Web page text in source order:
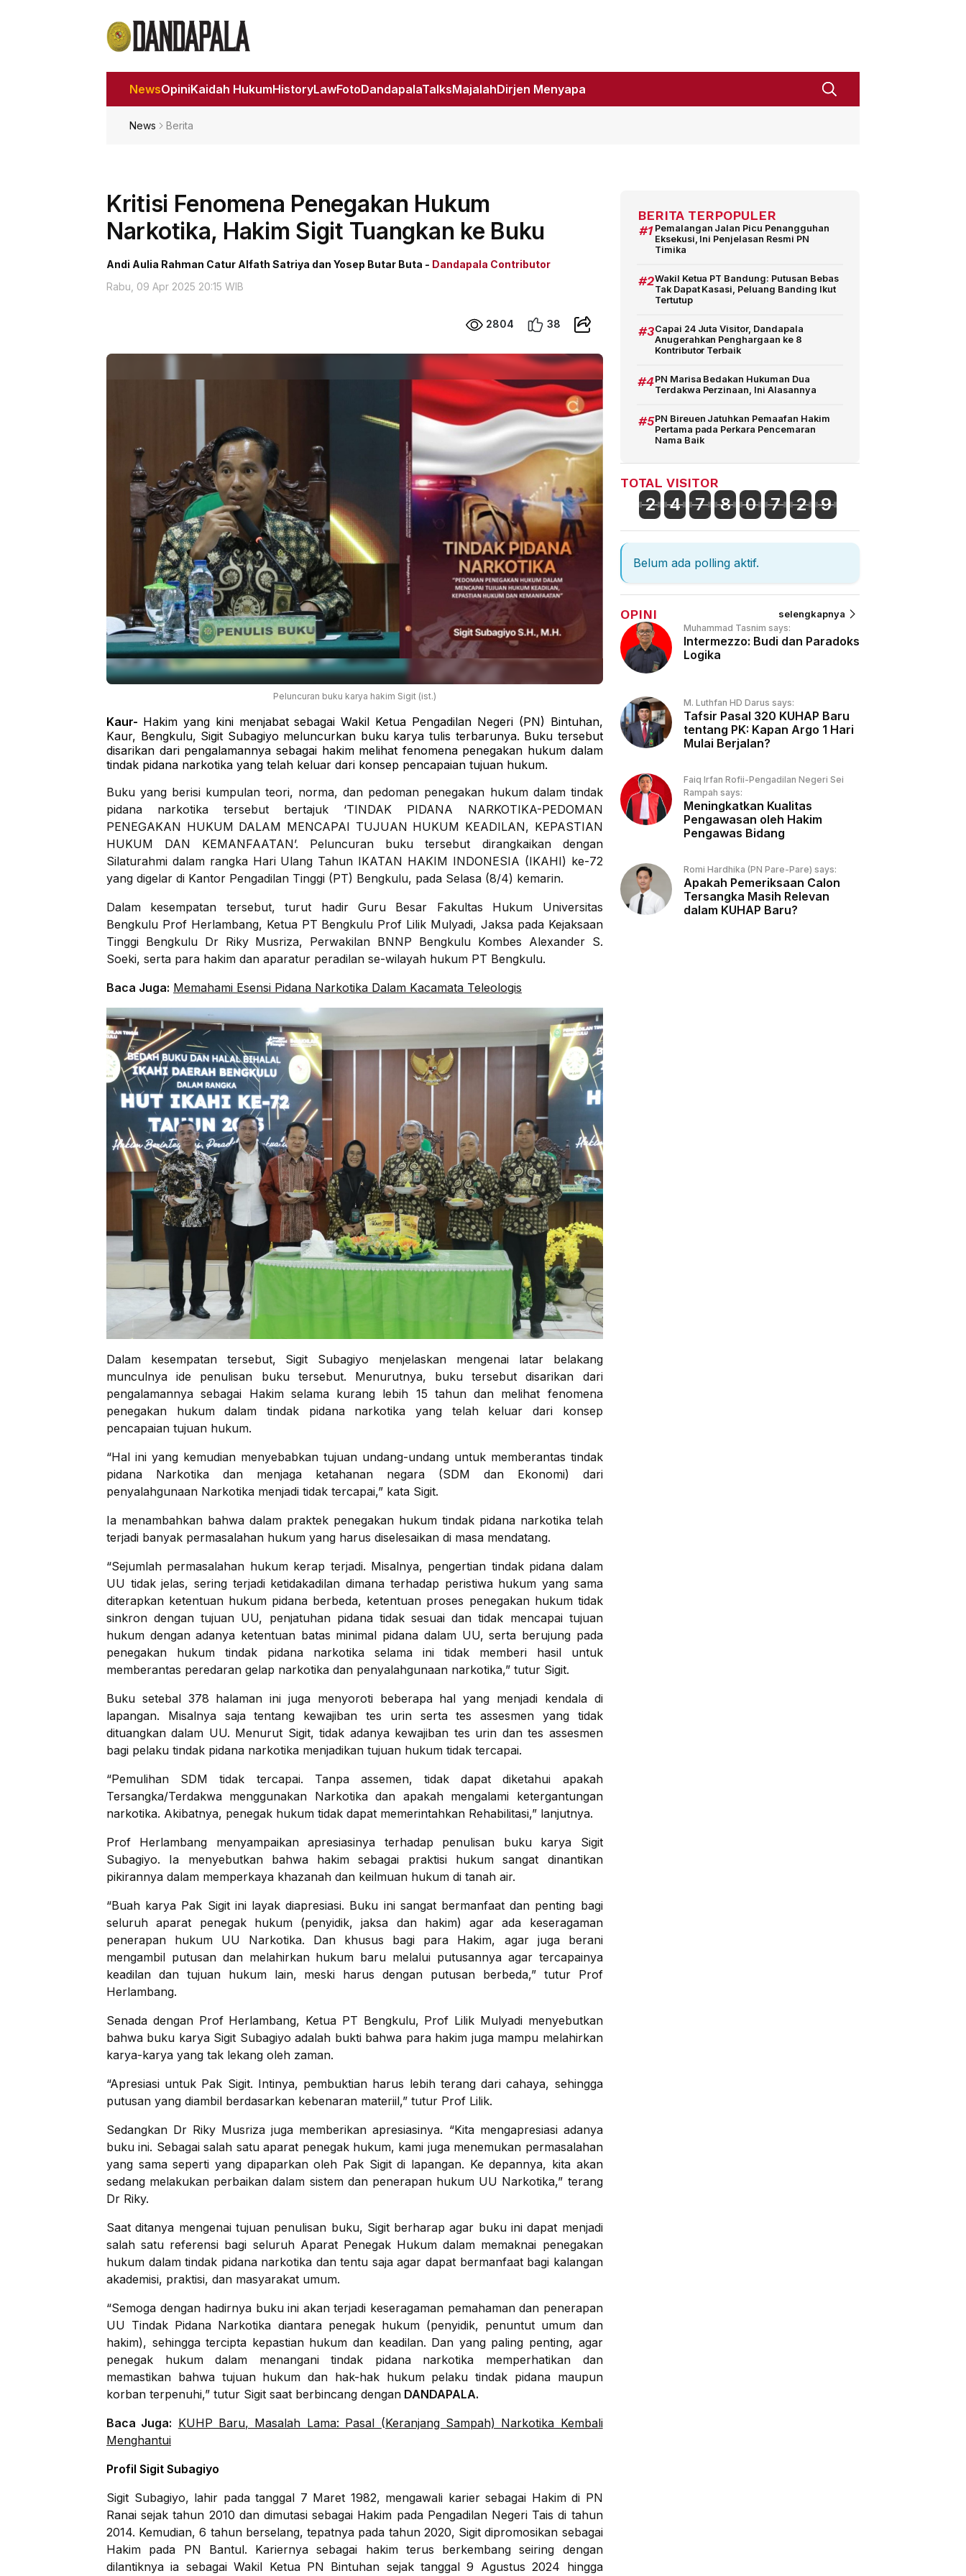
NewsOpiniKaidah HukumHistoryLawFotoDandapalaTalksMajalahDirjen Menyapa
News Berita
Kritisi Fenomena Penegakan Hukum
Narkotika, Hakim Sigit Tuangkan ke Buku
Andi Aulia Rahman Catur Alfath Satriya dan Yosep Butar Buta - Dandapala Contributor
Rabu, 09 Apr 2025 20:15 WIB
2804 38
Peluncuran buku karya hakim Sigit (ist.)
Kaur- Hakim yang kini menjabat sebagai Wakil Ketua Pengadilan Negeri (PN) Bintuhan,
Kaur, Bengkulu, Sigit Subagiyo meluncurkan buku karya tulis terbarunya. Buku tersebut
disarikan dari pengalamannya sebagai hakim melihat fenomena penegakan hukum dalam
tindak pidana narkotika yang telah keluar dari konsep pencapaian tujuan hukum.
Buku yang berisi kumpulan teori, norma, dan pedoman penegakan hukum dalam tindak
pidana narkotika tersebut bertajuk ‘TINDAK PIDANA NARKOTIKA-PEDOMAN
PENEGAKAN HUKUM DALAM MENCAPAI TUJUAN HUKUM KEADILAN, KEPASTIAN
HUKUM DAN KEMANFAATAN’. Peluncuran buku tersebut dirangkaikan dengan
Silaturahmi dalam rangka Hari Ulang Tahun IKATAN HAKIM INDONESIA (IKAHI) ke-72
yang digelar di Kantor Pengadilan Tinggi (PT) Bengkulu, pada Selasa (8/4) kemarin.
Dalam kesempatan tersebut, turut hadir Guru Besar Fakultas Hukum Universitas
Bengkulu Prof Herlambang, Ketua PT Bengkulu Prof Lilik Mulyadi, Jaksa pada Kejaksaan
Tinggi Bengkulu Dr Riky Musriza, Perwakilan BNNP Bengkulu Kombes Alexander S.
Soeki, serta para hakim dan aparatur peradilan se-wilayah hukum PT Bengkulu.
Baca Juga: Memahami Esensi Pidana Narkotika Dalam Kacamata Teleologis
Dalam kesempatan tersebut, Sigit Subagiyo menjelaskan mengenai latar belakang
munculnya ide penulisan buku tersebut. Menurutnya, buku tersebut disarikan dari
pengalamannya sebagai Hakim selama kurang lebih 15 tahun dan melihat fenomena
penegakan hukum dalam tindak pidana narkotika yang telah keluar dari konsep
pencapaian tujuan hukum.
“Hal ini yang kemudian menyebabkan tujuan undang-undang untuk memberantas tindak
pidana Narkotika dan menjaga ketahanan negara (SDM dan Ekonomi) dari
penyalahgunaan Narkotika menjadi tidak tercapai,” kata Sigit.
Ia menambahkan bahwa dalam praktek penegakan hukum tindak pidana narkotika telah
terjadi banyak permasalahan hukum yang harus diselesaikan di masa mendatang.
“Sejumlah permasalahan hukum kerap terjadi. Misalnya, pengertian tindak pidana dalam
UU tidak jelas, sering terjadi ketidakadilan dimana terhadap peristiwa hukum yang sama
diterapkan ketentuan hukum pidana berbeda, ketentuan proses penegakan hukum tidak
sinkron dengan tujuan UU, penjatuhan pidana tidak sesuai dan tidak mencapai tujuan
hukum dengan adanya ketentuan batas minimal pidana dalam UU, serta berujung pada
penegakan hukum tindak pidana narkotika selama ini tidak memberi hasil untuk
memberantas peredaran gelap narkotika dan penyalahgunaan narkotika,” tutur Sigit.
Buku setebal 378 halaman ini juga menyoroti beberapa hal yang menjadi kendala di
lapangan. Misalnya saja tentang kewajiban tes urin serta tes assesmen yang tidak
dituangkan dalam UU. Menurut Sigit, tidak adanya kewajiban tes urin dan tes assesmen
bagi pelaku tindak pidana narkotika menjadikan tujuan hukum tidak tercapai.
“Pemulihan SDM tidak tercapai. Tanpa assemen, tidak dapat diketahui apakah
Tersangka/Terdakwa menggunakan Narkotika dan apakah mengalami ketergantungan
narkotika. Akibatnya, penegak hukum tidak dapat memerintahkan Rehabilitasi,” lanjutnya.
Prof Herlambang menyampaikan apresiasinya terhadap penulisan buku karya Sigit
Subagiyo. Ia menyebutkan bahwa hakim sebagai praktisi hukum sangat dinantikan
pikirannya dalam memperkaya khazanah dan keilmuan hukum di tanah air.
“Buah karya Pak Sigit ini layak diapresiasi. Buku ini sangat bermanfaat dan penting bagi
seluruh aparat penegak hukum (penyidik, jaksa dan hakim) agar ada keseragaman
penerapan hukum UU Narkotika. Dan khusus bagi para Hakim, agar juga berani
mengambil putusan dan melahirkan hukum baru melalui putusannya agar tercapainya
keadilan dan tujuan hukum lain, meski harus dengan putusan berbeda,” tutur Prof
Herlambang.
Senada dengan Prof Herlambang, Ketua PT Bengkulu, Prof Lilik Mulyadi menyebutkan
bahwa buku karya Sigit Subagiyo adalah bukti bahwa para hakim juga mampu melahirkan
karya-karya yang tak lekang oleh zaman.
“Apresiasi untuk Pak Sigit. Intinya, pembuktian harus lebih terang dari cahaya, sehingga
putusan yang diambil berdasarkan kebenaran materiil,” tutur Prof Lilik.
Sedangkan Dr Riky Musriza juga memberikan apresiasinya. “Kita mengapresiasi adanya
buku ini. Sebagai salah satu aparat penegak hukum, kami juga menemukan permasalahan
yang sama seperti yang dipaparkan oleh Pak Sigit di lapangan. Ke depannya, kita akan
sedang melakukan perbaikan dalam sistem dan penerapan hukum UU Narkotika,” terang
Dr Riky.
Saat ditanya mengenai tujuan penulisan buku, Sigit berharap agar buku ini dapat menjadi
salah satu referensi bagi seluruh Aparat Penegak Hukum dalam memaknai penegakan
hukum dalam tindak pidana narkotika dan tentu saja agar dapat bermanfaat bagi kalangan
akademisi, praktisi, dan masyarakat umum.
“Semoga dengan hadirnya buku ini akan terjadi keseragaman pemahaman dan penerapan
UU Tindak Pidana Narkotika diantara penegak hukum (penyidik, penuntut umum dan
hakim), sehingga tercipta kepastian hukum dan keadilan. Dan yang paling penting, agar
penegak hukum dalam menangani tindak pidana narkotika memperhatikan dan
memastikan bahwa tujuan hukum dan hak-hak hukum pelaku tindak pidana maupun
korban terpenuhi,” tutur Sigit saat berbincang dengan DANDAPALA.
Baca Juga: KUHP Baru, Masalah Lama: Pasal (Keranjang Sampah) Narkotika Kembali
Menghantui
Profil Sigit Subagiyo
Sigit Subagiyo, lahir pada tanggal 7 Maret 1982, mengawali karier sebagai Hakim di PN
Ranai sejak tahun 2010 dan dimutasi sebagai Hakim pada Pengadilan Negeri Tais di tahun
2014. Kemudian, 6 tahun berselang, tepatnya pada tahun 2020, Sigit dipromosikan sebagai
Hakim pada PN Bantul. Kariernya sebagai hakim terus berkembang seiring dengan
dilantiknya ia sebagai Wakil Ketua PN Bintuhan sejak tanggal 9 Agustus 2024 hingga
BERITA TERPOPULER
#1 Pemalangan Jalan Picu Penangguhan
Eksekusi, Ini Penjelasan Resmi PN
Timika
#2Wakil Ketua PT Bandung: Putusan Bebas
Tak Dapat Kasasi, Peluang Banding Ikut
Tertutup
#3Capai 24 Juta Visitor, Dandapala
Anugerahkan Penghargaan ke 8
Kontributor Terbaik
#4PN Marisa Bedakan Hukuman Dua
Terdakwa Perzinaan, Ini Alasannya
#5PN Bireuen Jatuhkan Pemaafan Hakim
Pertama pada Perkara Pencemaran
Nama Baik
TOTAL VISITOR
2 4 7 8 0 7 2 9
Belum ada polling aktif.
OPINI selengkapnya
Muhammad Tasnim says:
Intermezzo: Budi dan Paradoks
Logika
M. Luthfan HD Darus says:
Tafsir Pasal 320 KUHAP Baru
tentang PK: Kapan Argo 1 Hari
Mulai Berjalan?
Faiq Irfan Rofii-Pengadilan Negeri Sei
Rampah says:
Meningkatkan Kualitas
Pengawasan oleh Hakim
Pengawas Bidang
Romi Hardhika (PN Pare-Pare) says:
Apakah Pemeriksaan Calon
Tersangka Masih Relevan
dalam KUHAP Baru?